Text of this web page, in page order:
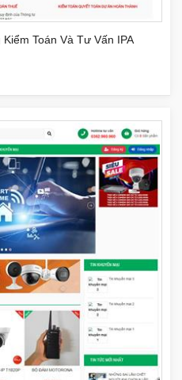
Toán Và Tư Vấn IPA